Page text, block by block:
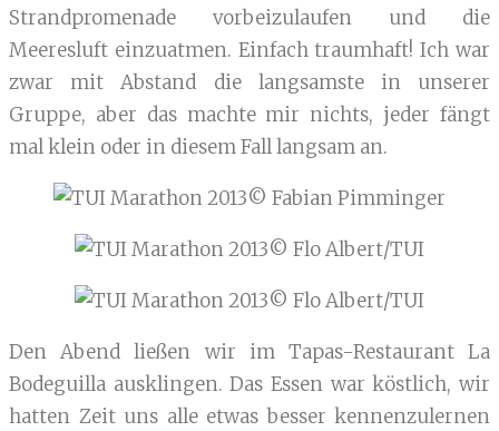
Strandpromenade vorbeizulaufen und die
Meeresluft einzuatmen. Einfach traumhaft! Ich war
zwar mit Abstand die langsamste in unserer
Gruppe, aber das machte mir nichts, jeder fängt
mal klein oder in diesem Fall langsam an.
© Fabian Pimminger
© Flo Albert/TUI
© Flo Albert/TUI
Den Abend ließen wir im Tapas-Restaurant La
Bodeguilla ausklingen. Das Essen war köstlich, wir
hatten Zeit uns alle etwas besser kennenzulernen